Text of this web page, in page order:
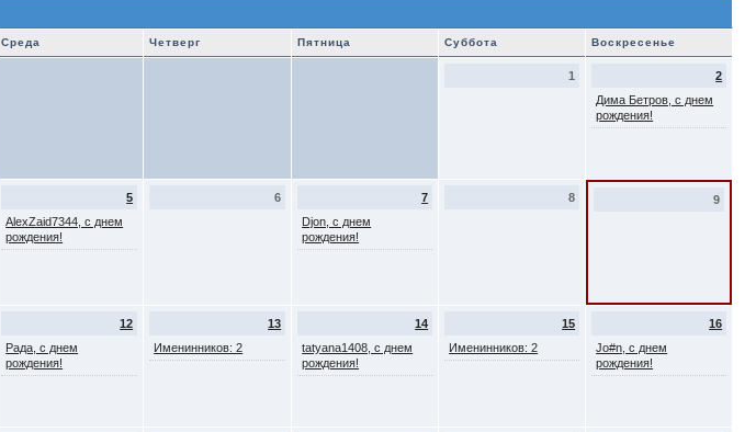
Среда Четверг Пятница Суббота Воскресенье
1
2
Дима Бетров, с днем
рождения!
5
AlexZaid7344, с днем
рождения!
6
7
Djon, с днем
рождения!
8 9
12
Рада, с днем
рождения!
13
Именинников: 2
14
tatyana1408, с днем
рождения!
15
Именинников: 2
16
Jo#n, с днем
рождения!